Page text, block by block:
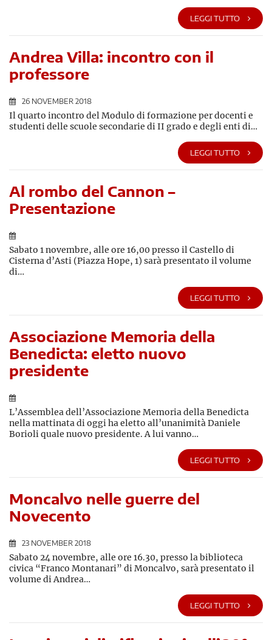
LEGGI TUTTO
Andrea Villa: incontro con il
professore
26 NOVEMBER 2018
Il quarto incontro del Modulo di formazione per docenti e
studenti delle scuole secondarie di II grado e degli enti di…
LEGGI TUTTO
Al rombo del Cannon –
Presentazione
Sabato 1 novembre, alle ore 16,00 presso il Castello di
Cisterna d’Asti (Piazza Hope, 1) sarà presentato il volume
di…
LEGGI TUTTO
Associazione Memoria della
Benedicta: eletto nuovo
presidente
L’Assemblea dell’Associazione Memoria della Benedicta
nella mattinata di oggi ha eletto all’unanimità Daniele
Borioli quale nuovo presidente. A lui vanno…
LEGGI TUTTO
Moncalvo nelle guerre del
Novecento
23 NOVEMBER 2018
Sabato 24 novembre, alle ore 16.30, presso la biblioteca
civica “Franco Montanari” di Moncalvo, sarà presentato il
volume di Andrea…
LEGGI TUTTO